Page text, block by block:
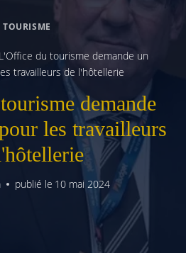
TOURISME
L'Office du tourisme demande un
travailleurs de l'hôtellerie
demande
les travailleurs
publié le 10 mai 2024